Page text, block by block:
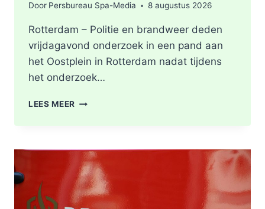
Door Persbureau Spa-Media 8 augustus 2026
Rotterdam – Politie en brandweer deden
vrijdagavond onderzoek in een pand aan
het Oostplein in Rotterdam nadat tijdens
het onderzoek…
LEES MEER BRANDGERUCHT
VAN
DRUGSLAB
IN
WONING
OOSTPLEIN